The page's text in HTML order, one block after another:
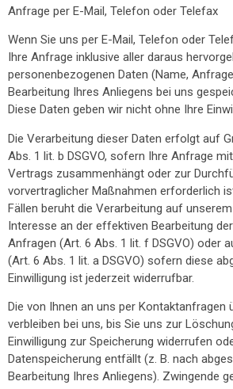
Anfrage per E-Mail, Telefon oder Telefax
Wenn Sie uns per E-Mail, Telefon oder
Ihre Anfrage inklusive aller daraus
personenbezogenen Daten (Name,
Bearbeitung Ihres Anliegens bei uns
Diese Daten geben wir nicht ohne Ihre
Die Verarbeitung dieser Daten erfolgt auf
Abs. 1 lit. b DSGVO, sofern Ihre Anfrage
Vertrags zusammenhängt oder zur
vorvertraglicher Maßnahmen erforderlich
Fällen beruht die Verarbeitung auf
Interesse an der effektiven Bearbeitung
Anfragen (Art. 6 Abs. 1 lit. f DSGVO) oder
(Art. 6 Abs. 1 lit. a DSGVO) sofern diese
Einwilligung ist jederzeit widerrufbar.
Die von Ihnen an uns per Kontaktanfragen
verbleiben bei uns, bis Sie uns zur
Einwilligung zur Speicherung widerrufen
Datenspeicherung entfällt (z. B. nach
Bearbeitung Ihres Anliegens). Zwingende